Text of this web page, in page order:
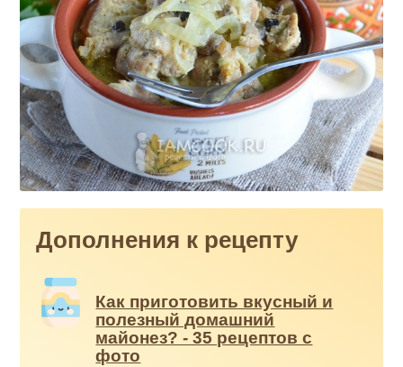
Дополнения к рецепту
Как приготовить вкусный и
полезный домашний
майонез? - 35 рецептов с
фото